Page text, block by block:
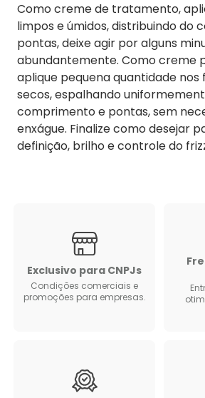
Como creme de tratamento,
limpos e úmidos, distribuindo do
pontas, deixe agir por alguns
abundantemente. Como creme
aplique pequena quantidade nos
secos, espalhando
comprimento e pontas, sem
enxágue. Finalize como desejar
definição, brilho e controle do
Exclusivo para CNPJs
Condições comerciais e
promoções para empresas.